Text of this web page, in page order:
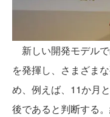
新しい開発モデル
を発揮し、さまざま
め、例えば、11か月
後であると判断する